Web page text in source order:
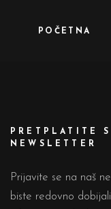
POČETNA
PRETPLATITE
NEWSLETTER
Prijavite se na naš
biste redovno